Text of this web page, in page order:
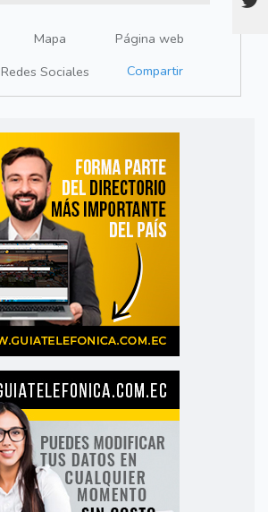
Mapa
Página web
Redes Sociales Compartir